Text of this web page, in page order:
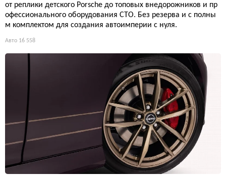
от реплики детского Porsche до топовых внедорожников и пр
офессионального оборудования СТО. Без резерва и с полны
м комплектом для создания автоимперии с нуля.
Авто 16 558